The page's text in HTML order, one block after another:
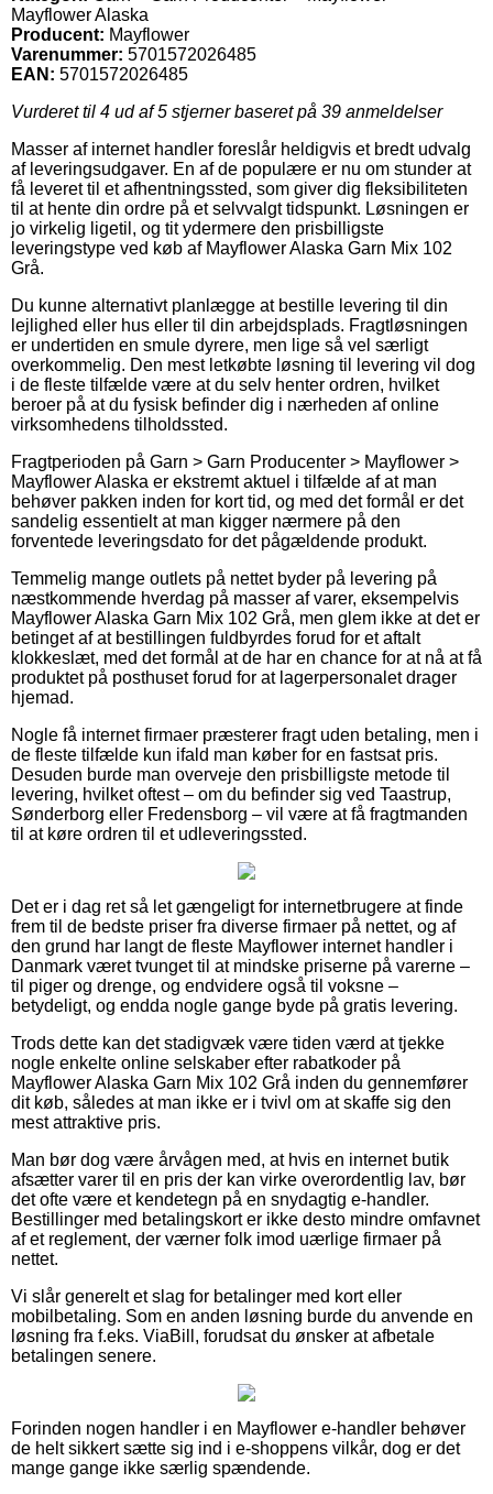
Mayflower Alaska
Producent: Mayflower
Varenummer: 5701572026485
EAN: 5701572026485
Vurderet til 4 ud af 5 stjerner baseret på 39 anmeldelser
Masser af internet handler foreslår heldigvis et bredt udvalg
af leveringsudgaver. En af de populære er nu om stunder at
få leveret til et afhentningssted, som giver dig fleksibiliteten
til at hente din ordre på et selvvalgt tidspunkt. Løsningen er
jo virkelig ligetil, og tit ydermere den prisbilligste
leveringstype ved køb af Mayflower Alaska Garn Mix 102
Grå.
Du kunne alternativt planlægge at bestille levering til din
lejlighed eller hus eller til din arbejdsplads. Fragtløsningen
er undertiden en smule dyrere, men lige så vel særligt
overkommelig. Den mest letkøbte løsning til levering vil dog
i de fleste tilfælde være at du selv henter ordren, hvilket
beroer på at du fysisk befinder dig i nærheden af online
virksomhedens tilholdssted.
Fragtperioden på Garn > Garn Producenter > Mayflower >
Mayflower Alaska er ekstremt aktuel i tilfælde af at man
behøver pakken inden for kort tid, og med det formål er det
sandelig essentielt at man kigger nærmere på den
forventede leveringsdato for det pågældende produkt.
Temmelig mange outlets på nettet byder på levering på
næstkommende hverdag på masser af varer, eksempelvis
Mayflower Alaska Garn Mix 102 Grå, men glem ikke at det er
betinget af at bestillingen fuldbyrdes forud for et aftalt
klokkeslæt, med det formål at de har en chance for at nå at få
produktet på posthuset forud for at lagerpersonalet drager
hjemad.
Nogle få internet firmaer præsterer fragt uden betaling, men i
de fleste tilfælde kun ifald man køber for en fastsat pris.
Desuden burde man overveje den prisbilligste metode til
levering, hvilket oftest – om du befinder sig ved Taastrup,
Sønderborg eller Fredensborg – vil være at få fragtmanden
til at køre ordren til et udleveringssted.
Det er i dag ret så let gængeligt for internetbrugere at finde
frem til de bedste priser fra diverse firmaer på nettet, og af
den grund har langt de fleste Mayflower internet handler i
Danmark været tvunget til at mindske priserne på varerne –
til piger og drenge, og endvidere også til voksne –
betydeligt, og endda nogle gange byde på gratis levering.
Trods dette kan det stadigvæk være tiden værd at tjekke
nogle enkelte online selskaber efter rabatkoder på
Mayflower Alaska Garn Mix 102 Grå inden du gennemfører
dit køb, således at man ikke er i tvivl om at skaffe sig den
mest attraktive pris.
Man bør dog være årvågen med, at hvis en internet butik
afsætter varer til en pris der kan virke overordentlig lav, bør
det ofte være et kendetegn på en snydagtig e-handler.
Bestillinger med betalingskort er ikke desto mindre omfavnet
af et reglement, der værner folk imod uærlige firmaer på
nettet.
Vi slår generelt et slag for betalinger med kort eller
mobilbetaling. Som en anden løsning burde du anvende en
løsning fra f.eks. ViaBill, forudsat du ønsker at afbetale
betalingen senere.
Forinden nogen handler i en Mayflower e-handler behøver
de helt sikkert sætte sig ind i e-shoppens vilkår, dog er det
mange gange ikke særlig spændende.